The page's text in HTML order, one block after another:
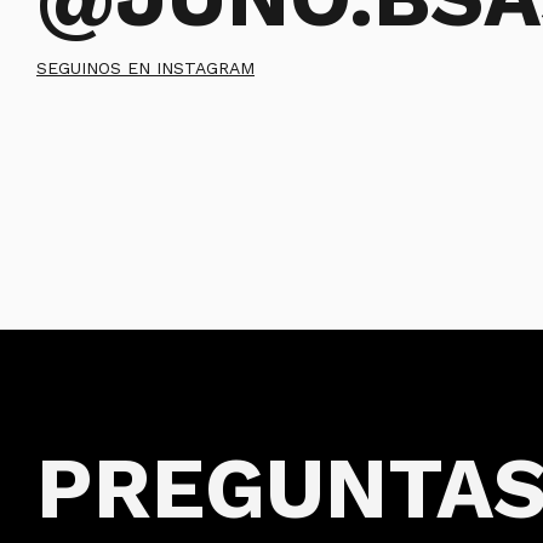
SEGUINOS EN INSTAGRAM